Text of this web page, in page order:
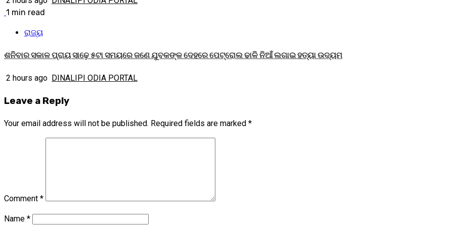
1 min read
ରାଜ୍ୟ
ଶନିବାର ସକାଳ ପ୍ରାୟ ସାଢ଼େ ୫ଟା ସମୟରେ ଜଣେ ଯୁବକଙ୍କ ଦେହରେ ପେଟ୍ରୋଲ ଢାଳି ନିଆଁ ଲଗାଇ ହତ୍ୟା ଉଦ୍ୟମ
2 hours ago DINALIPI ODIA PORTAL
Leave a Reply
Your email address will not be published. Required fields are marked *
Comment *
Name *